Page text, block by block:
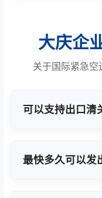
大庆企
关于国际紧急
可以支持出口清
最快多久可以发